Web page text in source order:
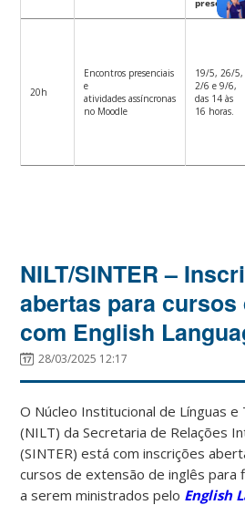
20h
Encontros presenciais
e
atividades assíncronas
no Moodle
19/5, 26/5,
2/6 e 9/6,
das 14 às
16 horas.
NILT/SINTER –
abertas para cursos
com English
28/03/2025 12:17
O Núcleo Institucional de Línguas e
(NILT) da Secretaria de Relações
(SINTER) está com inscrições
cursos de extensão de inglês para
a serem ministrados pelo English